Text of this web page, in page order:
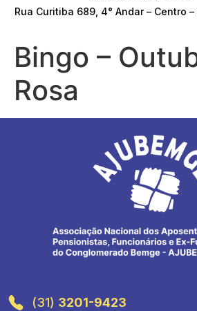
Rua Curitiba 689, 4° Andar – Centro
Bingo –
Rosa
(31) 3201-9423